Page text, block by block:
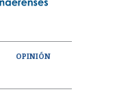
OPINIÓN